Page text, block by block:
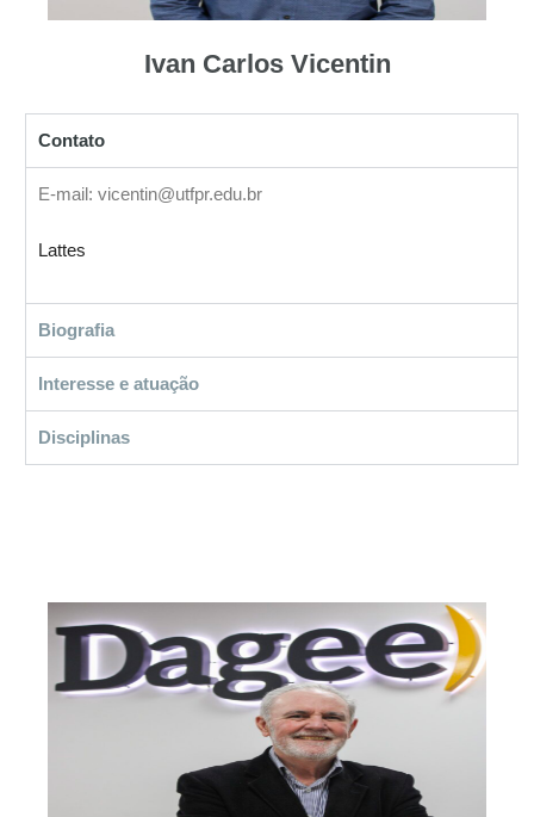
Ivan Carlos Vicentin
Contato
E-mail: vicentin@utfpr.edu.br
Lattes
Biografia
Interesse e atuação
Disciplinas